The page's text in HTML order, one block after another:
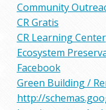
Community
CR Gratis
CR Learning Center
Ecosystem
Facebook
Green Building /
http://